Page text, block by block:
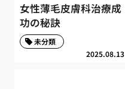
女性薄毛皮膚科治療成
功の秘訣
2025.08.13
未分類